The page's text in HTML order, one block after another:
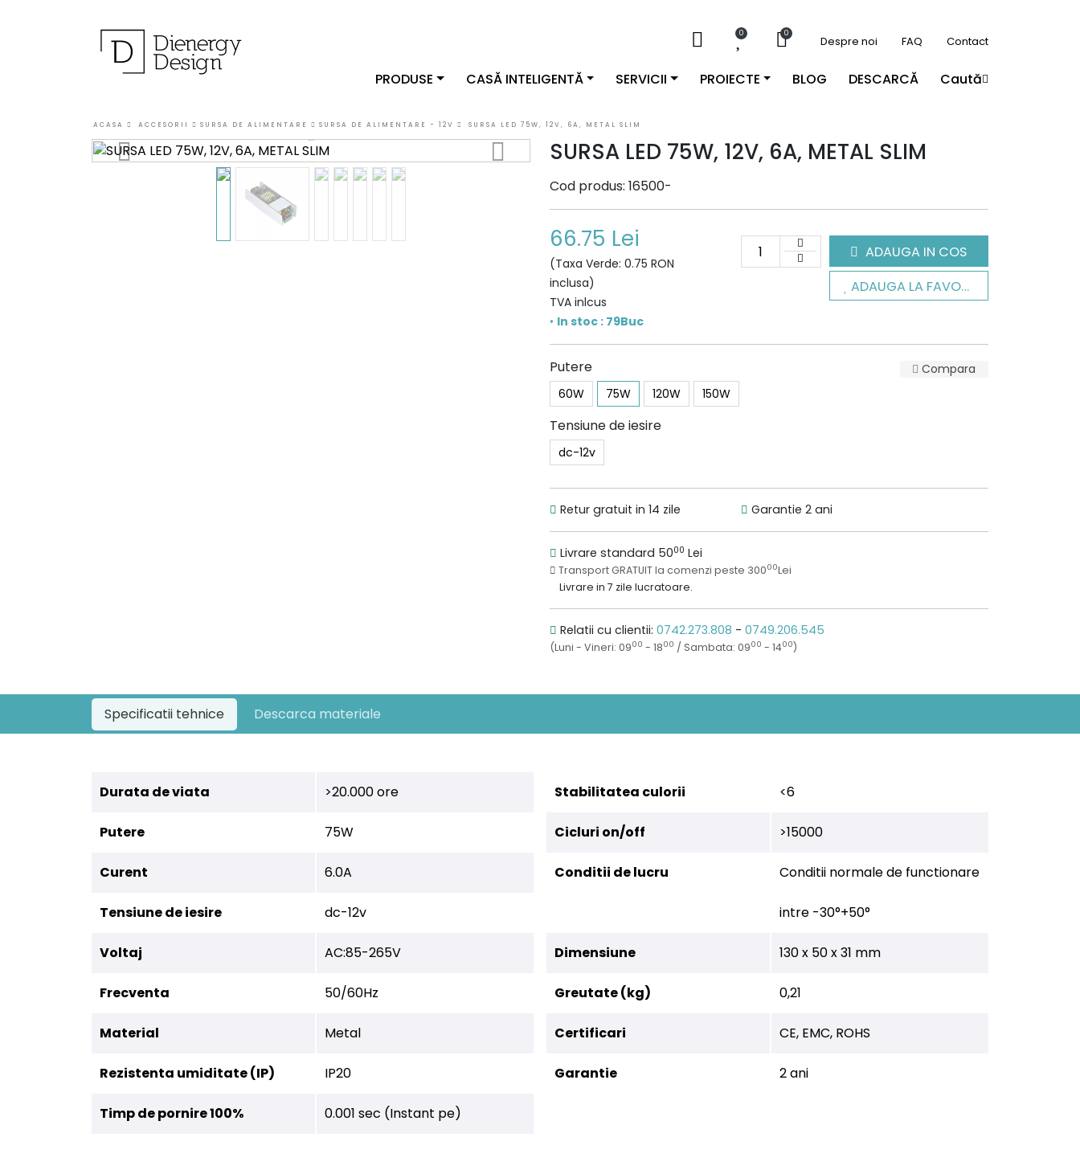
0 0
Despre noi FAQ Contact
PRODUSE CASĂ INTELIGENTĂ SERVICII PROIECTE BLOG DESCARCĂ Caută
ACASA ACCESORII SURSA DE ALIMENTARE SURSA DE ALIMENTARE - 12V SURSA LED 75W, 12V, 6A, METAL SLIM
SURSA LED 75W, 12V, 6A, METAL SLIM
Cod produs: 16500-
66.75 Lei
(Taxa Verde: 0.75 RON
inclusa)
TVA inlcus
• In stoc : 79Buc
ADAUGA IN COS
ADAUGA LA FAVORITE
Putere
60W 75W 120W 150W
Tensiune de iesire
dc-12v
Compara
Retur gratuit in 14 zile Garantie 2 ani
Livrare standard 5000 Lei
Transport GRATUIT la comenzi peste 30000Lei
Livrare in 7 zile lucratoare.
Relatii cu clientii: 0742.273.808 - 0749.206.545
(Luni - Vineri: 0900 - 1800 / Sambata: 0900 - 1400)
Specificatii tehnice Descarca materiale
Durata de viata >20.000 ore
Putere 75W
Curent 6.0A
Tensiune de iesire dc-12v
Voltaj AC:85-265V
Frecventa 50/60Hz
Material Metal
Rezistenta umiditate (IP) IP20
Timp de pornire 100% 0.001 sec (Instant pe)
Stabilitatea culorii <6
Cicluri on/off >15000
Conditii de lucru Conditii normale de functionare
intre -30°+50°
Dimensiune 130 x 50 x 31 mm
Greutate (kg) 0,21
Certificari CE, EMC, ROHS
Garantie 2 ani